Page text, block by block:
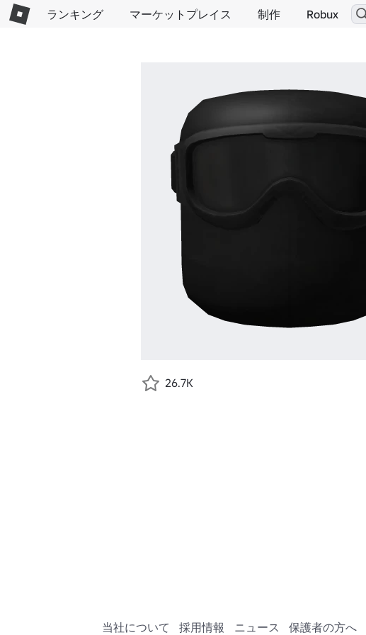
ランキング マーケットプレイス 制作 Robux
26.7K
当社について 採用情報 ニュース 保護者の方へ